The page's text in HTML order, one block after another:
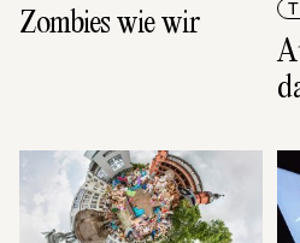
Zombies wie wir